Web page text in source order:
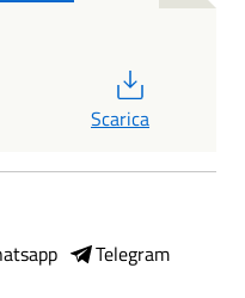
Scarica
Telegram